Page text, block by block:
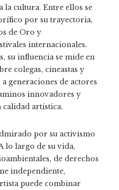
la cultura. Entre ellos se
por su trayectoria,
de Oro y
internacionales.
su influencia se mide en
colegas, cineastas y
generaciones de actores
innovadores y
artística.
por su activismo
lo largo de su vida,
de derechos
independiente,
puede combinar